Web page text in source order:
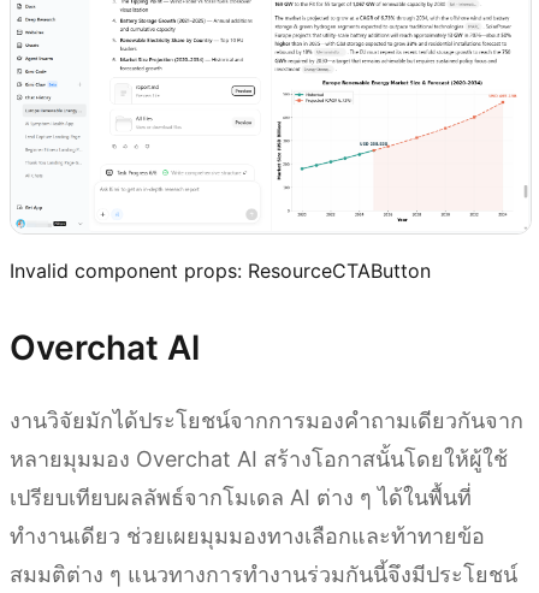
Invalid component props: ResourceCTAButton
Overchat Al
งานวิจัยมักได้ประโยชน์จากการมองคำถามเดียวกันจาก
หลายมุมมอง Overchat AI สร้างโอกาสนั้นโดยให้ผู้ใช้
เปรียบเทียบผลลัพธ์จากโมเดล AI ต่าง ๆ ได้ในพื้นที่
ทำงานเดียว ช่วยเผยมุมมองทางเลือกและท้าทายข้อ
สมมติต่าง ๆ แนวทางการทำงานร่วมกันนี้จึงมีประโยชน์